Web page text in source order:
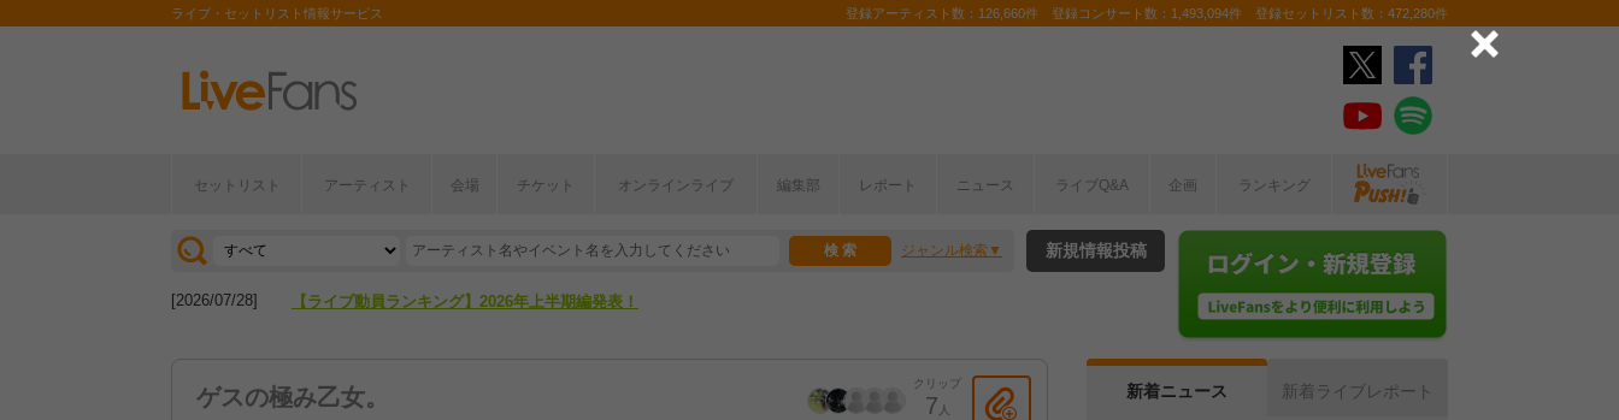
ライブ・セットリスト情報サービス 登録アーティスト数：126,660件 登録コンサート数：1,493,094件 登録セットリスト数：472,280件
セットリスト アーティスト 会場 チケット オンラインライブ 編集部 レポート ニュース ライブQ&A 企画 ランキング
ジャンル検索
[2026/04/27] 【フェス特集2026】フェス情報はここから！
[2026/07/28] 【ライブ動員ランキング】2026年上半期編発表！
新規情報投稿
ゲスの極み乙女。
クリップ
7 人
新着ニュース 新着ライブレポート